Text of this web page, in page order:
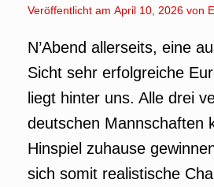
Veröffentlicht am April 10, 2026 von
N’Abend allerseits, eine
Sicht sehr erfolgreiche
liegt hinter uns. Alle drei
deutschen Mannschaften
Hinspiel zuhause
sich somit realistische